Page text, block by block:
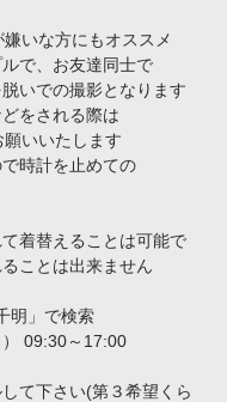
いな方にもオススメ
で、お友達同士で
いでの撮影となります
をされる際は
いいたします
時計を止めての
着替えることは可能で
ことは出来ません
明」で検索
09:30～17:00
て下さい(第３希望くら